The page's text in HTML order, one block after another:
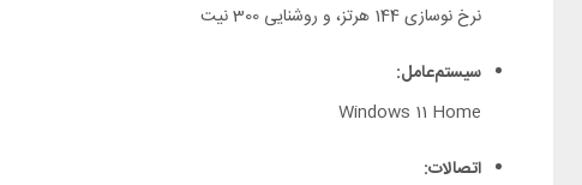
نرخ نوسازی 144 هرتز، و روشنایی 300 نیت
سیستم‌عامل:
Windows 11 Home
اتصالات: